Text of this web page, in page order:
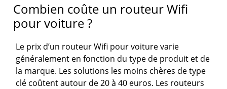
Combien coûte un routeur Wifi
pour voiture ?
Le prix d’un routeur Wifi pour voiture varie
généralement en fonction du type de produit et de
la marque. Les solutions les moins chères de type
clé coûtent autour de 20 à 40 euros. Les routeurs